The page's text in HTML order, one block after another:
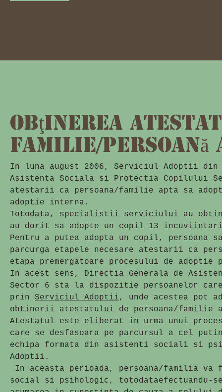
Obţinerea
familie/persoană
In luna august 2006, Serviciul Adoptii din
Asistenta Sociala si Protectia Copilului
atestarii ca persoana/familie apta sa
adoptie interna.
Totodata, specialistii serviciului au
au dorit sa adopte un copil 13
Pentru a putea adopta un copil, persoana
parcurga etapele necesare atestarii ca
etapa premergatoare procesului de
In acest sens, Directia Generala de
Sector 6 sta la dispozitie persoanelor
prin Serviciul Adoptii, unde acestea pot
obtinerii atestatului de persoana/familie
Atestatul este eliberat in urma unui
care se desfasoara pe parcursul a cel
echipa formata din asistenti sociali si
Adoptii.
In aceasta perioada, persoana/familia va
social si psihologic, totodataefectuandu-